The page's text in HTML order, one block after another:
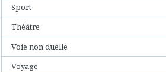
Sport
Théâtre
Voie non duelle
Voyage